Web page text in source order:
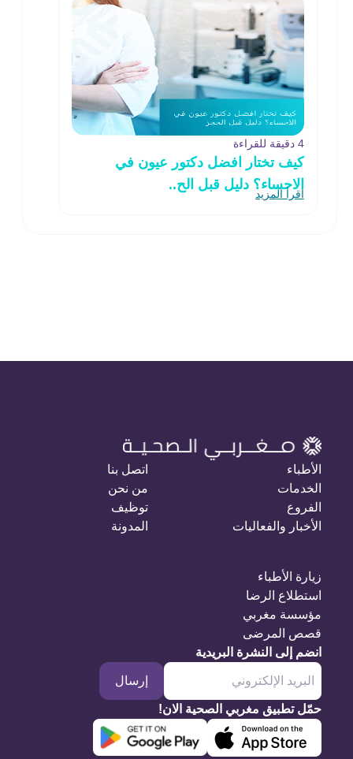
4 دقيقة للقراءة
كيف تختار افضل دكتور عيون في
الاحساء؟ دليل قبل الح..
اقرأ المزيد
الأطباء
الخدمات
الفروع
الأخبار والفعاليات
اتصل بنا
من نحن
توظيف
المدونة
زيارة الأطباء
استطلاع الرضا
مؤسسة مغربي
قصص المرضى
انضم إلى النشرة البريدية
إرسال
حمّل تطبيق مغربي الصحية الان!